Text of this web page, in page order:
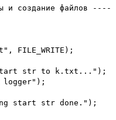
и создание файлов ----
FILE_WRITE);
str to k.txt...");
start str done.");